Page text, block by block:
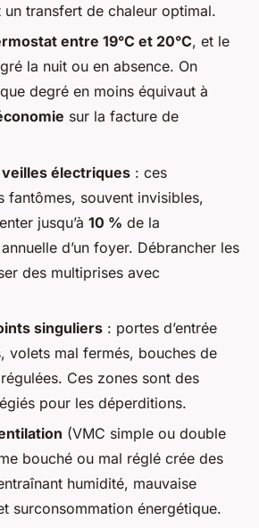
transfert de chaleur optimal.
entre 19°C et 20°C, et le
la nuit ou en absence. On
degré en moins équivaut à
sur la facture de
électriques : ces
fantômes, souvent invisibles,
jusqu’à 10 % de la
d’un foyer. Débrancher les
des multiprises avec
singuliers : portes d’entrée
volets mal fermés, bouches de
Ces zones sont des
pour les déperditions.
(VMC simple ou double
bouché ou mal réglé crée des
humidité, mauvaise
surconsommation énergétique.